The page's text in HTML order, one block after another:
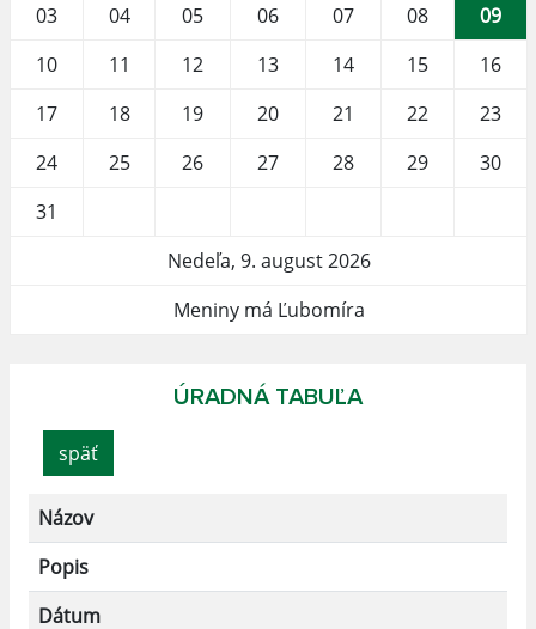
03
04 05 06 07 08
09
10
11 12 13 14 15
16
17
18 19 20 21 22
23
24
25 26 27 28 29
30
31
Nedeľa, 9. august 2026
Meniny má Ľubomíra
ÚRADNÁ TABUĽA
späť
Názov
Popis
Dátum